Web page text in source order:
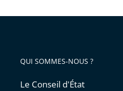
QUI SOMMES-NOUS ?
Le Conseil d'État